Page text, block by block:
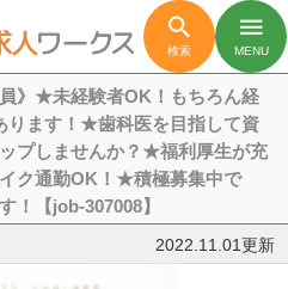

検索
menu
MENU
員》★未経験者OK！もちろん経
ます！★歯科医を目指して資
プしませんか？★福利厚生が充
ク通勤OK！★積極募集中で
！【job-307008】
2022.11.01更新